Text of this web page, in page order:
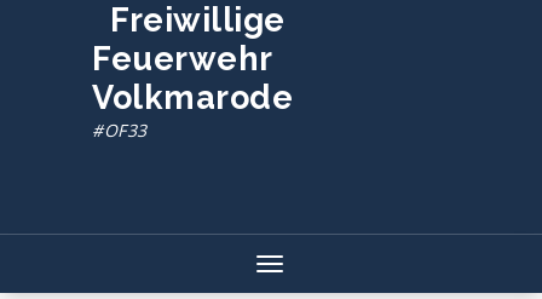
Freiwillige
Feuerwehr
Volkmarode
#OF33
Toggle navigation